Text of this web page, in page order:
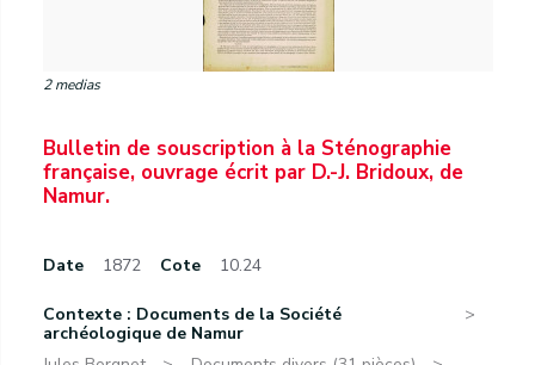
2 medias
Bulletin de souscription à la Sténographie
française, ouvrage écrit par D.-J. Bridoux, de
Namur.
Date 1872 Cote 10.24
Contexte : Documents de la Société
archéologique de Namur